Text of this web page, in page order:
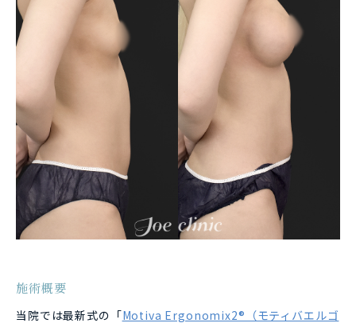
施術概要
当院では最新式の「Motiva Ergonomix2®（モティバエルゴ